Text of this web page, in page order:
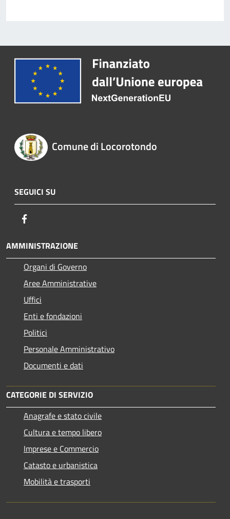
Comune di Locorotondo
SEGUICI SU
AMMINISTRAZIONE
Organi di Governo
Aree Amministrative
Uffici
Enti e fondazioni
Politici
Personale Amministrativo
Documenti e dati
CATEGORIE DI SERVIZIO
Anagrafe e stato civile
Cultura e tempo libero
Imprese e Commercio
Catasto e urbanistica
Mobilità e trasporti